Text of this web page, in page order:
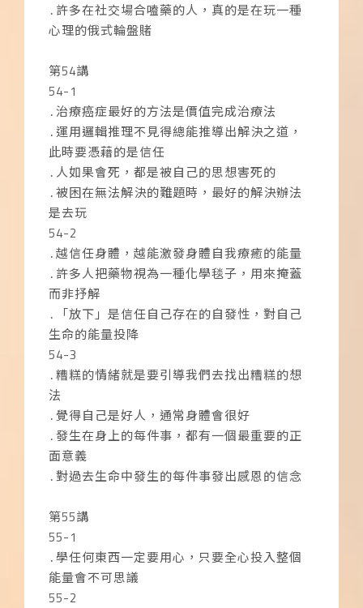
․許多在社交場合嗑藥的人，真的是在玩一種
心理的俄式輪盤賭
第54講
54-1
․治療癌症最好的方法是價值完成治療法
․運用邏輯推理不見得總能推導出解決之道，
此時要憑藉的是信任
․人如果會死，都是被自己的思想害死的
․被困在無法解決的難題時，最好的解決辦法
是去玩
54-2
․越信任身體，越能激發身體自我療癒的能量
․許多人把藥物視為一種化學毯子，用來掩蓋
而非抒解
․「放下」是信任自己存在的自發性，對自己
生命的能量投降
54-3
․糟糕的情緒就是要引導我們去找出糟糕的想
法
․覺得自己是好人，通常身體會很好
․發生在身上的每件事，都有一個最重要的正
面意義
․對過去生命中發生的每件事發出感恩的信念
第55講
55-1
․學任何東西一定要用心，只要全心投入整個
能量會不可思議
55-2